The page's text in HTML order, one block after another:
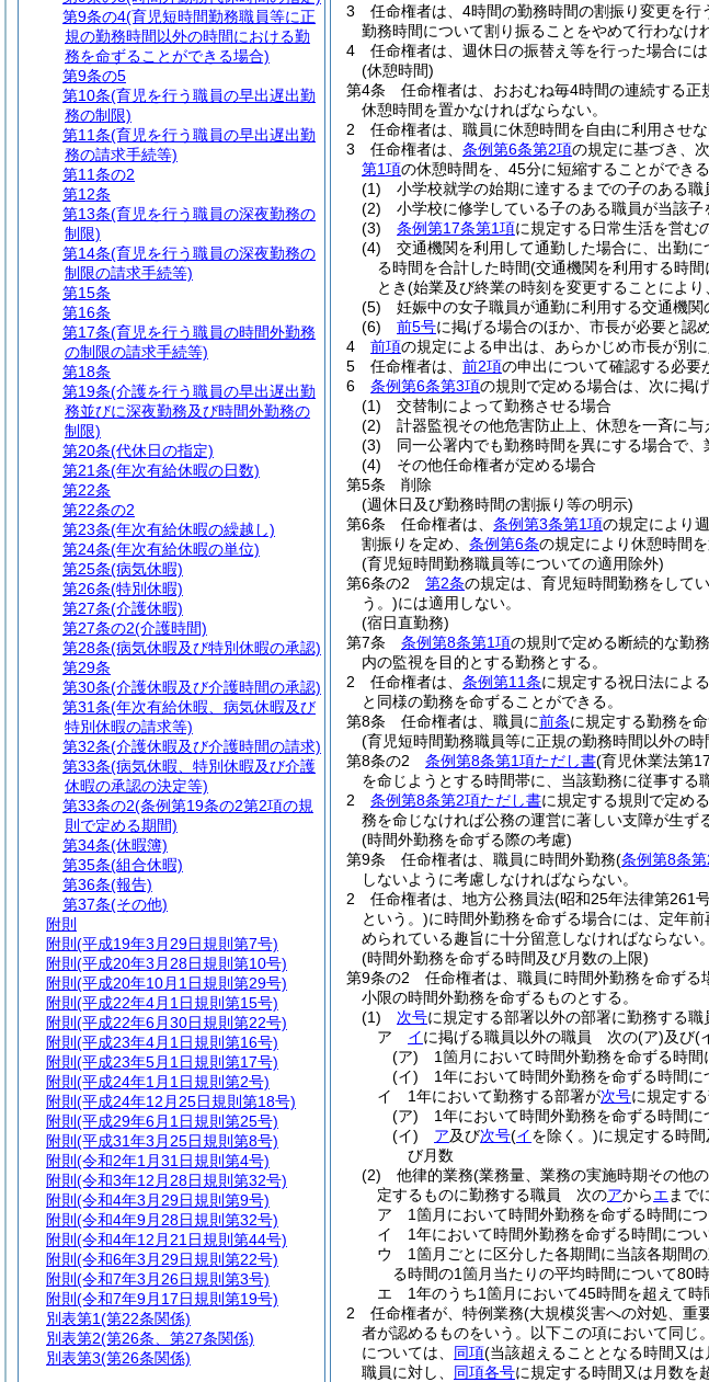
3
任命権者は、4時間の勤務時間の割振り変更を行
勤務時間について割り振ることをやめて行わなけ
4
任命権者は、週休日の振替え等を行った場合に
(休憩時間)
第4条
任命権者は、おおむね毎4時間の連続する正
休憩時間を置かなければならない。
2
任命権者は、職員に休憩時間を自由に利用させな
3
任命権者は、 条例第6条第2項の規定に基づき、
第1項の休憩時間を、45分に短縮することができる
(1)
小学校就学の始期に達するまでの子のある
(2)
小学校に修学している子のある職員が当該
(3)
条例第17条第1項に規定する日常生活を営む
(4)
交通機関を利用して通勤した場合に、出勤
る時間を合計した時間(交通機関を利用する時間
とき(始業及び終業の時刻を変更することによ
(5)
妊娠中の女子職員が通勤に利用する交通機
(6)
前5号に掲げる場合のほか、市長が必要と認
4
前項の規定による申出は、あらかじめ市長が別
5
任命権者は、 前2項の申出について確認する必要
6
条例第6条第3項の規則で定める場合は、次に掲
(1)
交替制によって勤務させる場合
(2)
計器監視その他危害防止上、休憩を一斉に
(3)
同一公署内でも勤務時間を異にする場合で
(4)
その他任命権者が定める場合
第5条
削除
(週休日及び勤務時間の割振り等の明示)
第6条
任命権者は、 条例第3条第1項の規定により
割振りを定め、 条例第6条の規定により休憩時間
(育児短時間勤務職員等についての適用除外)
第6条の2
第2条の規定は、育児短時間勤務をして
う。)には適用しない。
(宿日直勤務)
第7条
条例第8条第1項の規則で定める断続的な勤
内の監視を目的とする勤務とする。
2
任命権者は、 条例第11条に規定する祝日法によ
と同様の勤務を命ずることができる。
第8条
任命権者は、職員に前条に規定する勤務を
(育児短時間勤務職員等に正規の勤務時間以外の
第8条の2
条例第8条第1項ただし書(育児休業法第
を命じようとする時間帯に、当該勤務に従事する
2
条例第8条第2項ただし書に規定する規則で定め
務を命じなければ公務の運営に著しい支障が生ず
(時間外勤務を命ずる際の考慮)
第9条
任命権者は、職員に時間外勤務(条例第8条
しないように考慮しなければならない。
2
任命権者は、地方公務員法(昭和25年法律第261
という。)に時間外勤務を命ずる場合には、定年
められている趣旨に十分留意しなければならない。
(時間外勤務を命ずる時間及び月数の上限)
第9条の2
任命権者は、職員に時間外勤務を命ずる
小限の時間外勤務を命ずるものとする。
(1)
次号に規定する部署以外の部署に勤務する
ア
イに掲げる職員以外の職員 次の(ア)及び(
(ア)
1箇月において時間外勤務を命ずる時間
(イ)
1年において時間外勤務を命ずる時間に
イ
1年において勤務する部署が次号に規定す
(ア)
1年において時間外勤務を命ずる時間に
(イ)
ア及び次号(イを除く。)に規定する時
び月数
(2)
他律的業務(業務量、業務の実施時期その他
定するものに勤務する職員 次のアからエ まで
ア
1箇月において時間外勤務を命ずる時間に
イ
1年において時間外勤務を命ずる時間につ
ウ
1箇月ごとに区分した各期間に当該各期間
る時間の1箇月当たりの平均時間について80
エ
1年のうち1箇月において45時間を超えて
2
任命権者が、特例業務(大規模災害への対処、重
者が認めるものをいう。以下この項において同じ
については、 同項(当該超えることとなる時間又
職員に対し、 同項各号に規定する時間又は月数を
第9条の4(育児短時間勤務職員等に正
規の勤務時間以外の時間における勤
務を命ずることができる場合)
第9条の5
第10条(育児を行う職員の早出遅出勤
務の制限)
第11条(育児を行う職員の早出遅出勤
務の請求手続等)
第11条の2
第12条
第13条(育児を行う職員の深夜勤務の
制限)
第14条(育児を行う職員の深夜勤務の
制限の請求手続等)
第15条
第16条
第17条(育児を行う職員の時間外勤務
の制限の請求手続等)
第18条
第19条(介護を行う職員の早出遅出勤
務並びに深夜勤務及び時間外勤務の
制限)
第20条(代休日の指定)
第21条(年次有給休暇の日数)
第22条
第22条の2
第23条(年次有給休暇の繰越し)
第24条(年次有給休暇の単位)
第25条(病気休暇)
第26条(特別休暇)
第27条(介護休暇)
第27条の2(介護時間)
第28条(病気休暇及び特別休暇の承認)
第29条
第30条(介護休暇及び介護時間の承認)
第31条(年次有給休暇、病気休暇及び
特別休暇の請求等)
第32条(介護休暇及び介護時間の請求)
第33条(病気休暇、特別休暇及び介護
休暇の承認の決定等)
第33条の2(条例第19条の2第2項の規
則で定める期間)
第34条(休暇簿)
第35条(組合休暇)
第36条(報告)
第37条(その他)
附則
附則 (平成19年3月29日規則第7号)
附則 (平成20年3月28日規則第10号)
附則 (平成20年10月1日規則第29号)
附則 (平成22年4月1日規則第15号)
附則 (平成22年6月30日規則第22号)
附則 (平成23年4月1日規則第16号)
附則 (平成23年5月1日規則第17号)
附則 (平成24年1月1日規則第2号)
附則 (平成24年12月25日規則第18号)
附則 (平成29年6月1日規則第25号)
附則 (平成31年3月25日規則第8号)
附則 (令和2年1月31日規則第4号)
附則 (令和3年12月28日規則第32号)
附則 (令和4年3月29日規則第9号)
附則 (令和4年9月28日規則第32号)
附則 (令和4年12月21日規則第44号)
附則 (令和6年3月29日規則第22号)
附則 (令和7年3月26日規則第3号)
附則 (令和7年9月17日規則第19号)
別表第1(第22条関係)
別表第2(第26条、第27条関係)
別表第3(第26条関係)